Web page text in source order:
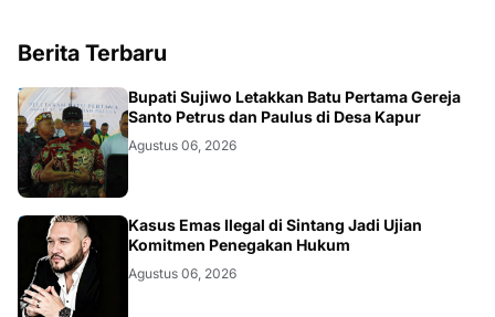
Berita Terbaru
DAERAH
Bupati Sujiwo Letakkan Batu Pertama Gereja
Santo Petrus dan Paulus di Desa Kapur
Agustus 06, 2026
Kasus Emas Ilegal di Sintang Jadi Ujian
Komitmen Penegakan Hukum
Agustus 06, 2026